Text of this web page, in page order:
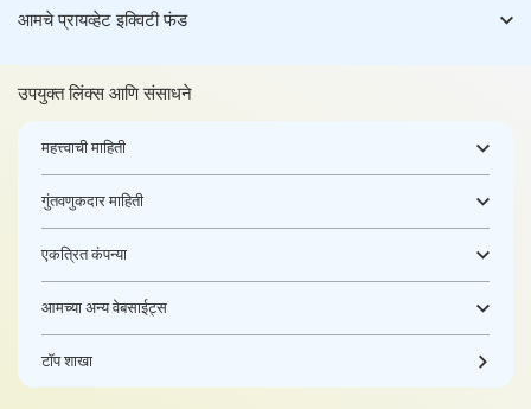
आमचे प्रायव्हेट इक्विटी फंड
उपयुक्त लिंक्स आणि संसाधने
महत्त्वाची माहिती
गुंतवणुकदार माहिती
एकत्रित कंपन्या
आमच्या अन्य वेबसाईट्स
टॉप शाखा